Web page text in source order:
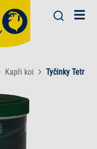
Kapři koi Tyčinky Tetra